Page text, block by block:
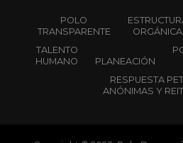
POLO
TRANSPARENTE
ORGÁNICA
TALENTO
HUMANO
PLANEACIÓN
RESPUESTA
ANÓNIMAS Y